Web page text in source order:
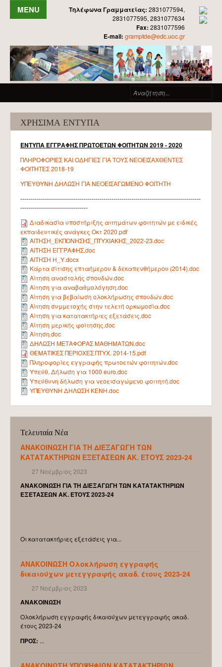
Τηλέφωνα Γραμματείας: 2831077594,
2831077595, 2831077634
Fax: 2831077596
E-mail: gramptde@edc.uoc.gr
ΤΟ ΤΜΗΜΑ
ΙΣΤΟΡΙΚΟ
ΤΟΜΕΙΣ
ΠΡΟΣΩΠΙΚΟ ΤΟΜΕΩΝ
ΓΡΑΜΜΑΤΕΙΑ
ΕΠΙΤΡΟΠΕΣ
ΣΥΝΕΛΕΥΣΕΙΣ
ΕΚΛΟΓΕΣ ΔΕΠ
ΧΩΡΟΙ - ΕΓΚΑΤΑΣΤΑΣΕΙΣ - ΥΠΟΔΟΜΕΣ
Η ΖΩΗ ΣΤΟ ΠΤΔΕ
ΔΡΑΣΤΗΡΙΟΤΗΤΕΣ ΣΤΟ ΠΚ
ΦΟΙΤΗΤΙΚΟΙ ΣΥΛΛΟΓΟΙ
ΣΥΛΛΟΓΟΣ ΠΡΟΠΤΥΧΙΑΚΩΝ ΦΟΙΤΗΤΩΝ
ΣΥΛΛΟΓΟΣ ΜΕΤΑΠΤΥΧΙΑΚΩΝ ΦΟΙΤΗΤΩΝ
ΠΟΛΙΤΙΣΤΙΚΕΣ ΟΜΑΔΕΣ
Η ΠΟΛΗ ΤΟΥ ΡΕΘΥΜΝΟΥ
ΠΡΟΣΒΑΣΗ - ΜΕΤΑΚΙΝΗΣΗ
ΔΕΠ
ΜΗΤΡΩΟ ΑΞΙΟΛΟΓΗΤΩΝ
ΟΜΟΤΙΜΟΙ ΚΑΘΗΓΗΤΕΣ
Ε.Ε.Π.
ΔΙΟΙΚΗΤΙΚΟ ΠΡΟΣΩΠΙΚΟ
ΑΠΟΣΠΑΣΜΕΝΟΙ ΕΚΠΑΙΔΕΥΤΙΚΟΙ
ΕΚΤΑΚΤΟ ΠΡΟΣΩΠΙΚΟ ΜΕΣΩ ΕΣΠΑ
ΕΚΠΑΙΔΕΥΣΗ
Φόρμα αναζήτησης
ΧΡΗΣΙΜΑ ΕΝΤΥΠΑ
ΕΝΤΥΠΑ ΕΓΓΡΑΦΗΣ ΠΡΩΤΟΕΤΩΝ ΦΟΙΤΗΤΩΝ 2019 - 2020
ΠΛΗΡΟΦΟΡΙΕΣ ΚΑΙ ΟΔΗΓΙΕΣ ΓΙΑ ΤΟΥΣ ΝΕΟΕΙΣΑΧΘΕΝΤΕΣ
ΦΟΙΤΗΤΕΣ 2018-19
ΥΠΕΥΘΥΝΗ ΔΗΛΩΣΗ ΓΙΑ ΝΕΟΕΙΣΑΓΩΜΕΝΟ ΦΟΙΤΗΤΗ
-------------------------------------------------------------------------------------------
----------------------------------
Διαδικασία υποστήριξης αιτημάτων φοιτητών με ειδικές
εκπαιδευτικές ανάγκες Οκτ 2020.pdf
ΑΙΤΗΣΗ_ΕΚΠΟΝΗΣΗΣ_ΠΤΥΧΙΑΚΗΣ_2022-23.doc
ΑΙΤΗΣΗ ΕΓΓΡΑΦΗΣ.doc
ΑΙΤΗΣΗ Η_Υ.docx
Κάρτα σίτισης επταήμερου & δεκαπενθήμερου (2014).doc
Αίτηση αναστολής σπουδών.doc
Αίτηση για αναβαθμολόγηση.doc
Αίτηση για βεβαίωση ολοκλήρωσης σπουδών.doc
Αίτηση συμμετοχής στην τελετή ορκωμοσία.doc
Αίτηση για κατατακτήριες εξετάσεις.doc
Αίτηση μερικής φοίτησης.doc
Αίτηση.doc
ΔΗΛΩΣΗ ΜΕΤΑΦΟΡΑΣ ΜΑΘΗΜΑΤΩΝ.doc
ΘΕΜΑΤΙΚΕΣ ΠΕΡΙΟΧΕΣ ΠΤΥΧ. 2014-15.pdf
Πληροφορίες εγγραφής πρωτοετών φοιτητών.doc
Υπεύθ. Δήλωση για 1000 euro.doc
Υπεύθυνη δήλωση για νεοεισαγώμενο φοιτητή.doc
ΥΠΕΥΘΥΝΗ ΔΗΛΩΣΗ ΚΕΝΗ.doc
Τελευταία Νέα
ΑΝΑΚΟΙΝΩΣΗ ΓΙΑ ΤΗ ΔΙΕΞΑΓΩΓΗ ΤΩΝ
ΚΑΤΑΤΑΚΤΗΡΙΩΝ ΕΞΕΤΑΣΕΩΝ ΑΚ. ΕΤΟΥΣ 2023-24
27 Νοέμβριος 2023
ΑΝΑΚΟΙΝΩΣΗ ΓΙΑ ΤΗ ΔΙΕΞΑΓΩΓΗ ΤΩΝ ΚΑΤΑΤΑΚΤΗΡΙΩΝ
ΕΞΕΤΑΣΕΩΝ ΑΚ. ΕΤΟΥΣ 2023-24
Οι κατατακτήριες εξετάσεις για...
ΑΝΑΚΟΙΝΩΣΗ Ολοκλήρωση εγγραφής
δικαιούχων μετεγγραφής ακαδ. έτους 2023-24
27 Νοέμβριος 2023
ΑΝΑΚΟΙΝΩΣΗ
Ολοκλήρωση εγγραφής δικαιούχων μετεγγραφής ακαδ.
έτους 2023-24
ΠΡΟΣ: ...